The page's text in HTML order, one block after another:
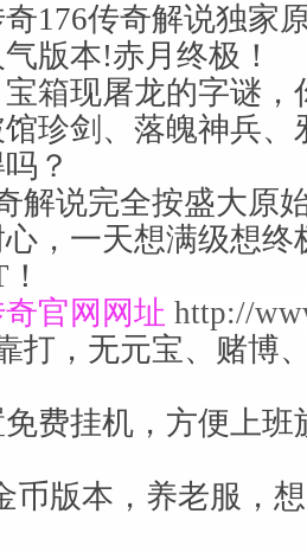
176传奇解说独家
版本!赤月终极！
箱现屠龙的字谜，
珍剑、落魄神兵、
？
解说完全按盛大原
，一天想满级想终
官网 网址 http://
打，无元宝、赌博
费挂机，方便上班
币版本，养老服，